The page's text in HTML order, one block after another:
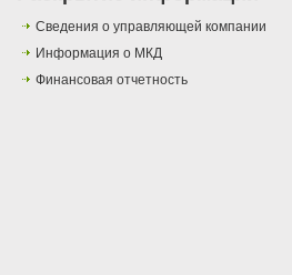
Сведения о управляющей компании
Информация о МКД
Финансовая отчетность